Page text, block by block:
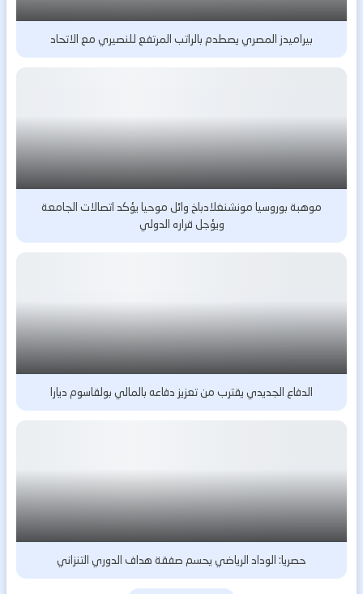
بيراميدز المصري يصطدم بالراتب المرتفع للنصيري مع الاتحاد
موهبة بوروسيا مونشنغلادباخ وائل موحيا يؤكد اتصالات الجامعة
ويؤجل قراره الدولي
الدفاع الجديدي يقترب من تعزيز دفاعه بالمالي بولقاسوم ديارا
حصريا: الوداد الرياضي يحسم صفقة هداف الدوري التنزاني